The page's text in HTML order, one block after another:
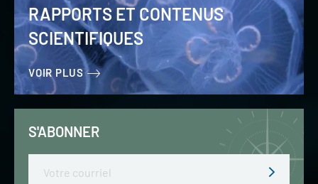
RAPPORTS ET CONTENUS
SCIENTIFIQUES
VOIR PLUS
S'ABONNER